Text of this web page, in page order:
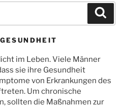
im Leben. Viele Männer
sie ihre Gesundheit
von Erkrankungen des
Um chronische
sollten die Maßnahmen zur